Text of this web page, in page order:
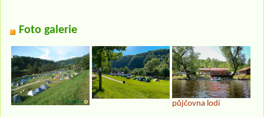
Foto galerie
půjčovna lodí